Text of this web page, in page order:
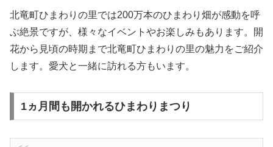
北竜町ひまわりの里では200万本のひまわり畑が感動を呼
ぶ絶景ですが、様々なイベントやお楽しみもあります。開
花から見頃の時期まで北竜町ひまわりの里の魅力をご紹介
します。愛犬と一緒に訪れる方もいます。
1ヵ月間も開かれるひまわりまつり